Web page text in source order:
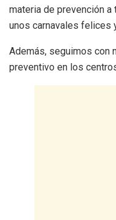
materia de prevención
unos carnavales felices
Además, seguimos con
preventivo en los